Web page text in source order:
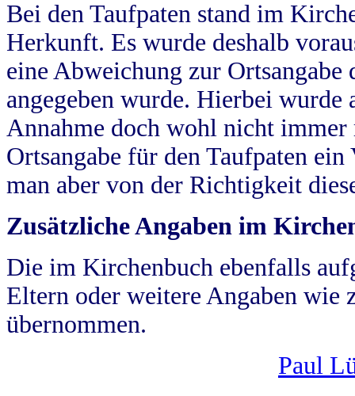
Bei den Taufpaten stand im
Herkunft. Es wurde deshalb
eine Abweichung zur
angegeben wurde. Hierbei wurde
Annahme doch wohl nicht
Ortsangabe für den Taufpaten
man aber von der Richtigkeit
Zusätzliche Angaben im
Die im Kirchenbuch ebenfalls
Eltern oder weitere Angaben wie
übernommen.
Paul